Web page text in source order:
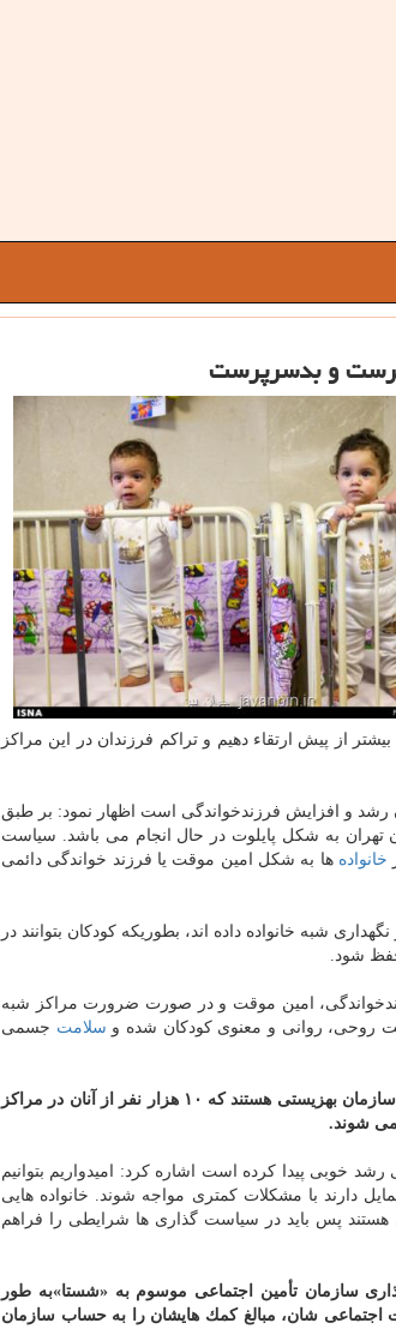
از پیش ارتقاء دهیم و تراكم فرزندان در این مراكز
و افزایش فرزندخواندگی است اظهار نمود: بر طبق
تهران به شكل پایلوت در حال انجام می باشد. سیاست
خانواده ها به شكل امین موقت یا فرزند خواندگی دائمی
شبه خانواده داده اند، بطوریكه كودكان بتوانند در
شود.
امین موقت و در صورت ضرورت مراكز شبه
روحی، روانی و معنوی كودكان شده و سلامت جسمی
به گفته قبادی دانا هم اكنون ۲۶ هزار فرزند بی سرپرست و بد سرپرست تحت پوشش سازمان بهزیستی هستند كه ۱۰ هزار نفر از آنان در مراكز
خوبی پیدا كرده است اشاره كرد: امیدواریم بتوانیم
دارند با مشكلات كمتری مواجه شوند. خانواده هایی
هستند پس باید در سیاست گذاری ها شرایطی را فراهم
سازمان تأمین اجتماعی موسوم به «شستا»به طور
اجتماعی شان، مبالغ كمك هایشان را به حساب سازمان